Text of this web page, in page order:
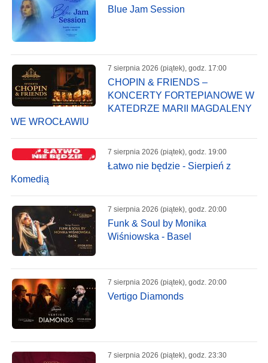
Blue Jam Session
7 sierpnia 2026 (piątek), godz. 17:00
CHOPIN & FRIENDS –
KONCERTY FORTEPIANOWE W
KATEDRZE MARII MAGDALENY
WE WROCŁAWIU
7 sierpnia 2026 (piątek), godz. 19:00
Łatwo nie będzie - Sierpień z
Komedią
7 sierpnia 2026 (piątek), godz. 20:00
Funk & Soul by Monika
Wiśniowska - Basel
7 sierpnia 2026 (piątek), godz. 20:00
Vertigo Diamonds
7 sierpnia 2026 (piątek), godz. 23:30